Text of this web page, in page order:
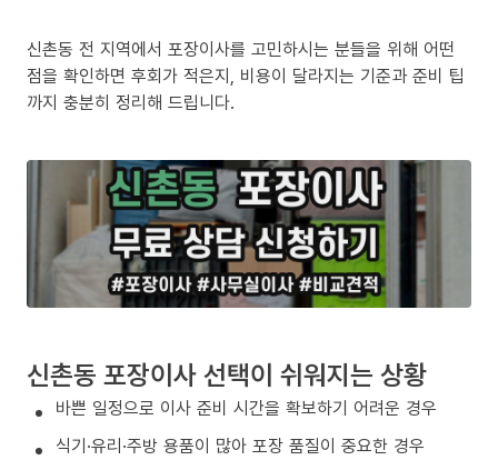
신촌동 전 지역에서 포장이사를 고민하시는 분들을 위해 어떤
점을 확인하면 후회가 적은지, 비용이 달라지는 기준과 준비 팁
까지 충분히 정리해 드립니다.
신촌동 포장이사 선택이 쉬워지는 상황
바쁜 일정으로 이사 준비 시간을 확보하기 어려운 경우
식기·유리·주방 용품이 많아 포장 품질이 중요한 경우